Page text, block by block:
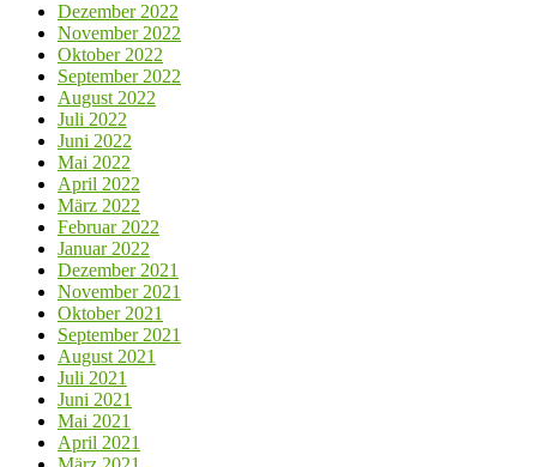
Dezember 2022
November 2022
Oktober 2022
September 2022
August 2022
Juli 2022
Juni 2022
Mai 2022
April 2022
März 2022
Februar 2022
Januar 2022
Dezember 2021
November 2021
Oktober 2021
September 2021
August 2021
Juli 2021
Juni 2021
Mai 2021
April 2021